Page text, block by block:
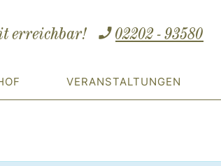
erreichbar! 02202 - 93580
VERANSTALTUNGEN